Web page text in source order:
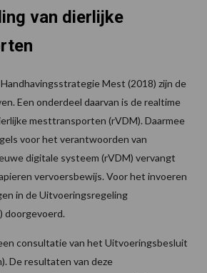
van dierlijke
Mest (2018) zijn de
Een onderdeel daarvan is de realtime
mesttransporten (rVDM). Daarmee
voor het verantwoorden van
digitale systeem (rVDM) vervangt
vervoersbewijs. Voor het invoeren
in de Uitvoeringsregeling
doorgevoerd.
consultatie van het Uitvoeringsbesluit
De resultaten van deze